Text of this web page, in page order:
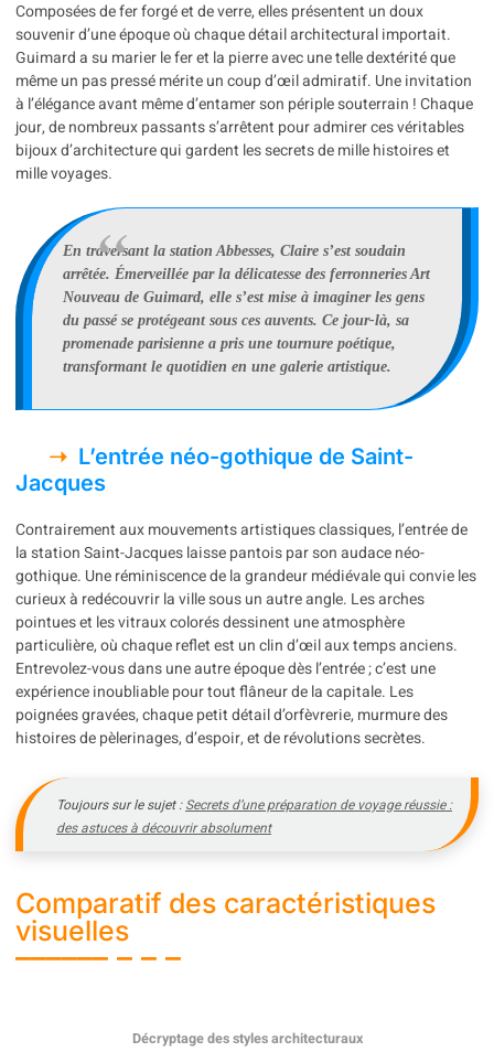
Composées de fer forgé et de verre, elles présentent un doux
souvenir d’une époque où chaque détail architectural importait.
Guimard a su marier le fer et la pierre avec une telle dextérité que
même un pas pressé mérite un coup d’œil admiratif. Une invitation
à l’élégance avant même d’entamer son périple souterrain ! Chaque
jour, de nombreux passants s’arrêtent pour admirer ces véritables
bijoux d’architecture qui gardent les secrets de mille histoires et
mille voyages.
En traversant la station Abbesses, Claire s’est soudain
arrêtée. Émerveillée par la délicatesse des ferronneries Art
Nouveau de Guimard, elle s’est mise à imaginer les gens
du passé se protégeant sous ces auvents. Ce jour-là, sa
promenade parisienne a pris une tournure poétique,
transformant le quotidien en une galerie artistique.
L’entrée néo-gothique de Saint-
Jacques
Contrairement aux mouvements artistiques classiques, l’entrée de
la station Saint-Jacques laisse pantois par son audace néo-
gothique. Une réminiscence de la grandeur médiévale qui convie les
curieux à redécouvrir la ville sous un autre angle. Les arches
pointues et les vitraux colorés dessinent une atmosphère
particulière, où chaque reflet est un clin d’œil aux temps anciens.
Entrevolez-vous dans une autre époque dès l’entrée ; c’est une
expérience inoubliable pour tout flâneur de la capitale. Les
poignées gravées, chaque petit détail d’orfèvrerie, murmure des
histoires de pèlerinages, d’espoir, et de révolutions secrètes.
Toujours sur le sujet :Secrets d’une préparation de voyage réussie :
des astuces à découvrir absolument
Comparatif des caractéristiques
visuelles
Décryptage des styles architecturaux